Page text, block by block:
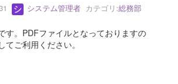
システム管理者 カテゴリ:総務部
す。PDFファイルとなっておりますの
ご利用ください。